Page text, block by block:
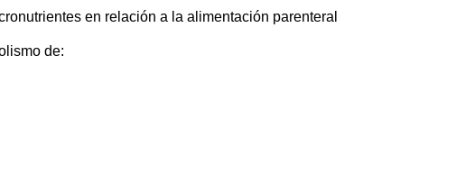
en relación a la alimentación parenteral
de: